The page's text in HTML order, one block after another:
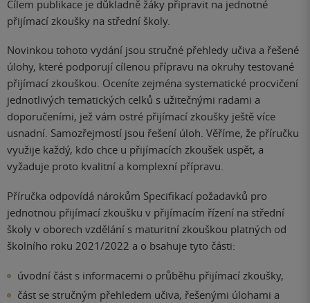
Cílem publikace je důkladně žáky připravit na jednotné
přijímací zkoušky na střední školy.
Novinkou tohoto vydání jsou stručné přehledy učiva a řešené
úlohy, které podporují cílenou přípravu na okruhy testované
přijímací zkouškou. Oceníte zejména systematické procvičení
jednotlivých tematických celků s užitečnými radami a
doporučeními, jež vám ostré přijímací zkoušky ještě více
usnadní. Samozřejmostí jsou řešení úloh. Věříme, že příručku
využije každý, kdo chce u přijímacích zkoušek uspět, a
vyžaduje proto kvalitní a komplexní přípravu.
Příručka odpovídá nárokům Specifikací požadavků pro
jednotnou přijímací zkoušku v přijímacím řízení na střední
školy v oborech vzdělání s maturitní zkouškou platných od
školního roku 2021/2022 a o bsahuje tyto části:
úvodní část s informacemi o průběhu přijímací zkoušky,
část se stručným přehledem učiva, řešenými úlohami a